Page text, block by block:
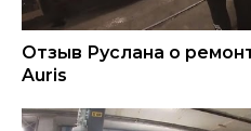
Отзыв Руслана о
Auris